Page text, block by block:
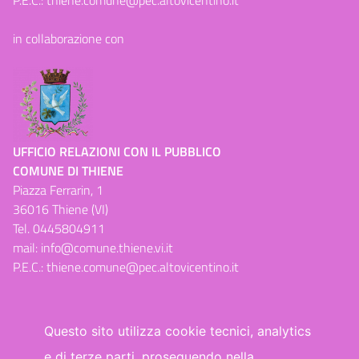
in collaborazione con
UFFICIO RELAZIONI CON IL PUBBLICO
COMUNE DI THIENE
Piazza Ferrarin, 1
36016 Thiene (VI)
Tel.0445804911
mail: info@comune.thiene.vi.it
P.E.C.:thiene.comune@pec.altovicentino.it
Questo sito utilizza cookie tecnici, analytics